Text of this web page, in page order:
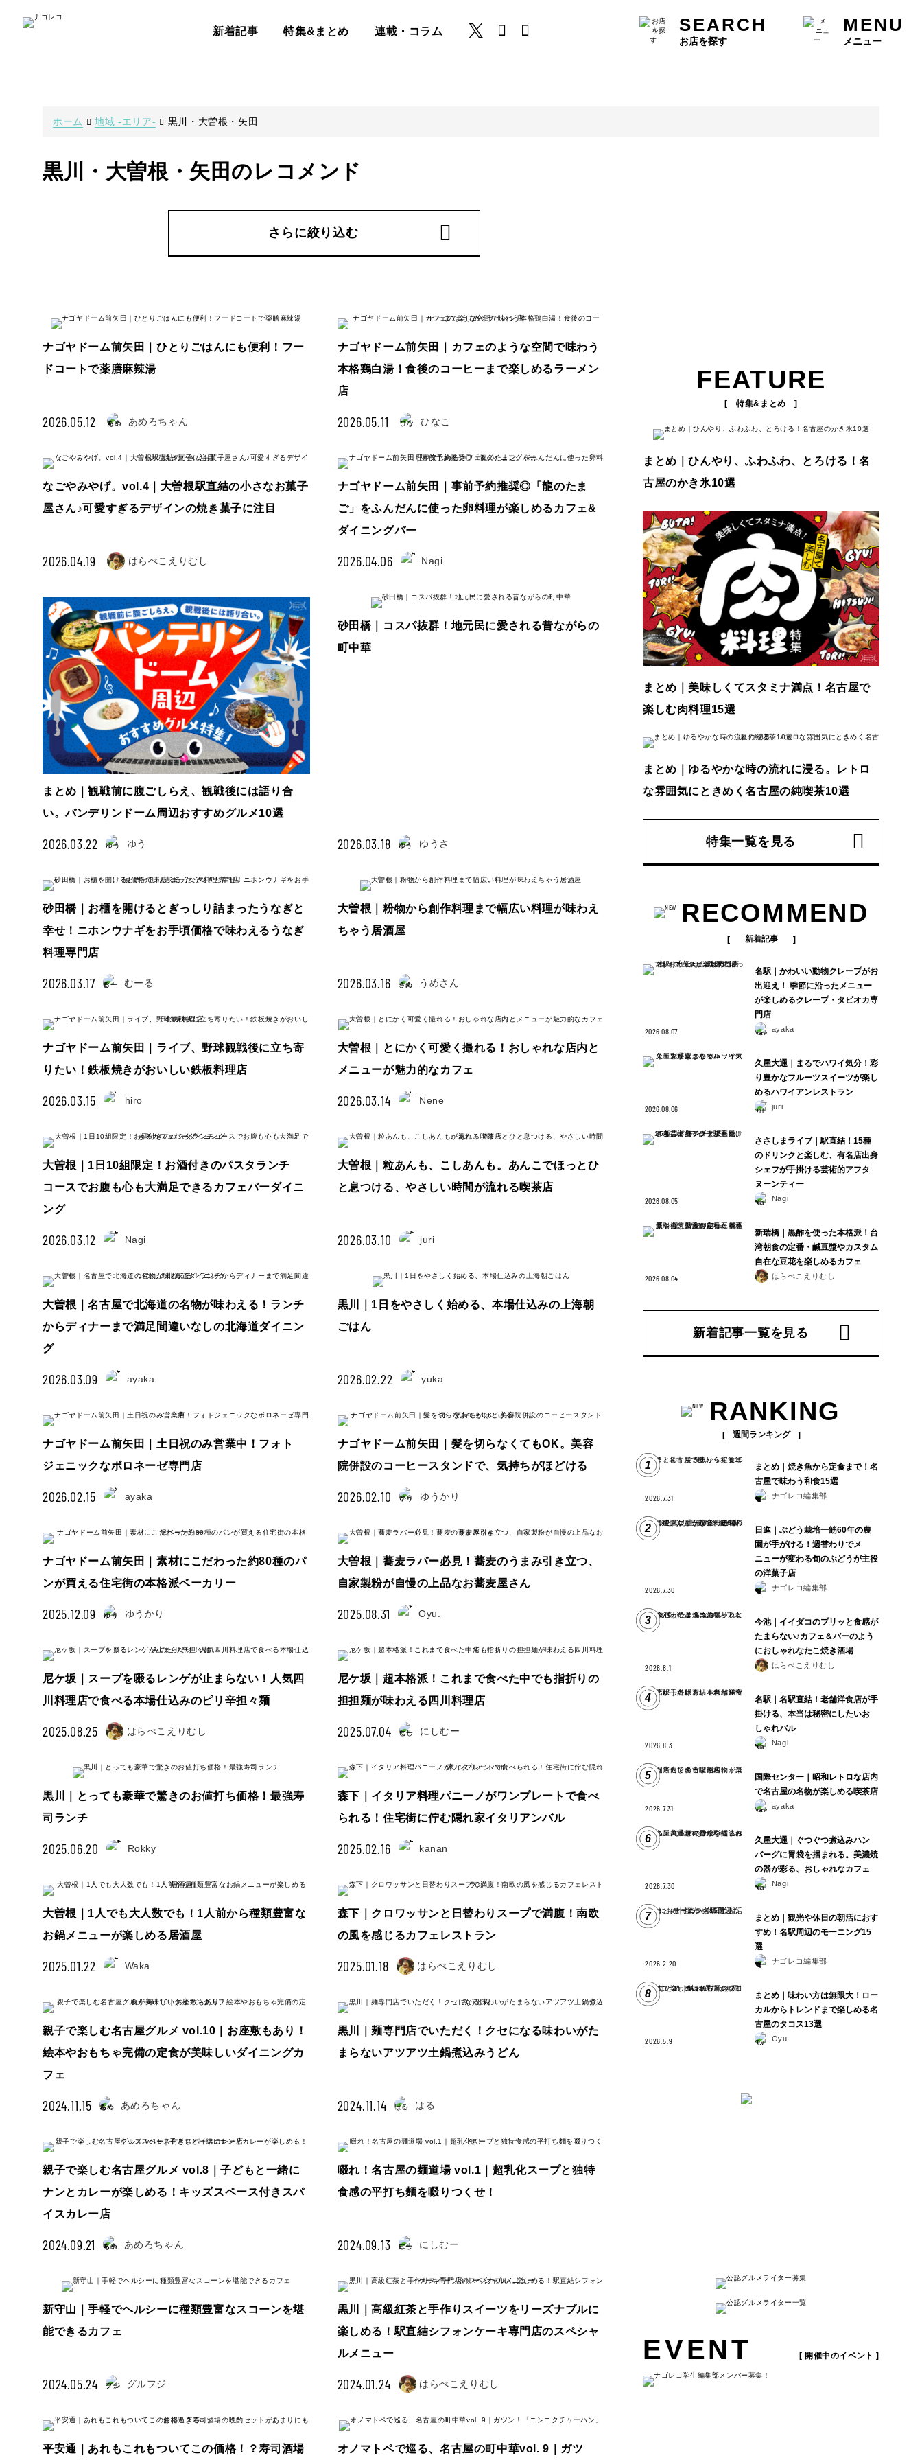
新着記事 特集&まとめ 連載・コラム SEARCH
お店を探す
MENU
メニュー
ホーム 地域 -エリア- 黒川・大曽根・矢田
黒川・大曽根・矢田のレコメンド
さらに絞り込む
ナゴヤドーム前矢田｜ひとりごはんにも便利！フー
ドコートで薬膳麻辣湯
2026.05.12 あめろちゃん
ナゴヤドーム前矢田｜カフェのような空間で味わう
本格鶏白湯！食後のコーヒーまで楽しめるラーメン
店
2026.05.11 ひなこ
なごやみやげ。vol.4｜大曽根駅直結の小さなお菓子
屋さん♪可愛すぎるデザインの焼き菓子に注目
2026.04.19 はらぺこえりむし
ナゴヤドーム前矢田｜事前予約推奨◎「龍のたま
ご」をふんだんに使った卵料理が楽しめるカフェ&
ダイニングバー
2026.04.06 Nagi
まとめ｜観戦前に腹ごしらえ、観戦後には語り合
い。バンデリンドーム周辺おすすめグルメ10選
2026.03.22 ゆう
砂田橋｜コスパ抜群！地元民に愛される昔ながらの
町中華
2026.03.18 ゆうさ
砂田橋｜お櫃を開けるとぎっしり詰まったうなぎと
幸せ！ニホンウナギをお手頃価格で味わえるうなぎ
料理専門店
2026.03.17 むーる
大曽根｜粉物から創作料理まで幅広い料理が味わえ
ちゃう居酒屋
2026.03.16 うめさん
ナゴヤドーム前矢田｜ライブ、野球観戦後に立ち寄
りたい！鉄板焼きがおいしい鉄板料理店
2026.03.15 hiro
大曽根｜とにかく可愛く撮れる！おしゃれな店内と
メニューが魅力的なカフェ
2026.03.14 Nene
大曽根｜1日10組限定！お酒付きのパスタランチ
コースでお腹も心も大満足できるカフェバーダイニ
ング
2026.03.12 Nagi
大曽根｜粒あんも、こしあんも。あんこでほっとひ
と息つける、やさしい時間が流れる喫茶店
2026.03.10 juri
大曽根｜名古屋で北海道の名物が味わえる！ランチ
からディナーまで満足間違いなしの北海道ダイニン
グ
2026.03.09 ayaka
黒川｜1日をやさしく始める、本場仕込みの上海朝
ごはん
2026.02.22 yuka
ナゴヤドーム前矢田｜土日祝のみ営業中！フォト
ジェニックなボロネーゼ専門店
2026.02.15 ayaka
ナゴヤドーム前矢田｜髪を切らなくてもOK。美容
院併設のコーヒースタンドで、気持ちがほどける
2026.02.10 ゆうかり
ナゴヤドーム前矢田｜素材にこだわった約80種のパ
ンが買える住宅街の本格派ベーカリー
2025.12.09 ゆうかり
大曽根｜蕎麦ラバー必見！蕎麦のうまみ引き立つ、
自家製粉が自慢の上品なお蕎麦屋さん
2025.08.31 Oyu.
尼ケ坂｜スープを啜るレンゲが止まらない！人気四
川料理店で食べる本場仕込みのピリ辛担々麺
2025.08.25 はらぺこえりむし
尼ケ坂｜超本格派！これまで食べた中でも指折りの
担担麺が味わえる四川料理店
2025.07.04 にしむー
黒川｜とっても豪華で驚きのお値打ち価格！最強寿
司ランチ
2025.06.20 Rokky
森下｜イタリア料理パニーノがワンプレートで食べ
られる！住宅街に佇む隠れ家イタリアンバル
2025.02.16 kanan
大曽根｜1人でも大人数でも！1人前から種類豊富な
お鍋メニューが楽しめる居酒屋
2025.01.22 Waka
森下｜クロワッサンと日替わりスープで満腹！南欧
の風を感じるカフェレストラン
2025.01.18 はらぺこえりむし
親子で楽しむ名古屋グルメ vol.10｜お座敷もあり！
絵本やおもちゃ完備の定食が美味しいダイニングカ
フェ
2024.11.15 あめろちゃん
黒川｜麺専門店でいただく！クセになる味わいがた
まらないアツアツ土鍋煮込みうどん
2024.11.14 はる
親子で楽しむ名古屋グルメ vol.8｜子どもと一緒に
ナンとカレーが楽しめる！キッズスペース付きスパ
イスカレー店
2024.09.21 あめろちゃん
啜れ！名古屋の麺道場 vol.1｜超乳化スープと独特
食感の平打ち麵を啜りつくせ！
2024.09.13 にしむー
新守山｜手軽でヘルシーに種類豊富なスコーンを堪
能できるカフェ
2024.05.24 グルフジ
黒川｜高級紅茶と手作りスイーツをリーズナブルに
楽しめる！駅直結シフォンケーキ専門店のスペシャ
ルメニュー
2024.01.24 はらぺこえりむし
平安通｜あれもこれもついてこの価格！？寿司酒場 オノマトペで巡る、名古屋の町中華vol. 9｜ガツ
FEATURE
[ 特集&まとめ ]
まとめ｜ひんやり、ふわふわ、とろける！名
古屋のかき氷10選
まとめ｜美味しくてスタミナ満点！名古屋で
楽しむ肉料理15選
まとめ｜ゆるやかな時の流れに浸る。レトロ
な雰囲気にときめく名古屋の純喫茶10選
特集一覧を見る
RECOMMEND
新着記事
2026.08.07
名駅｜かわいい動物クレープがお
出迎え！ 季節に沿ったメニュー
が楽しめるクレープ・タピオカ専
門店
ayaka
2026.08.06
久屋大通｜まるでハワイ気分！彩
り豊かなフルーツスイーツが楽し
めるハワイアンレストラン
juri
2026.08.05
ささしまライブ｜駅直結！15種
のドリンクと楽しむ、有名店出身
シェフが手掛ける芸術的アフタ
ヌーンティー
Nagi
2026.08.04
新瑞橋｜黒酢を使った本格派！台
湾朝食の定番・鹹豆漿やカスタム
自在な豆花を楽しめるカフェ
はらぺこえりむし
新着記事一覧を見る
RANKING
週間ランキング
1
2026.7.31
まとめ｜焼き魚から定食まで！名
古屋で味わう和食15選
ナゴレコ編集部
2
2026.7.30
日進｜ぶどう栽培一筋60年の農
園が手がける！週替わりでメ
ニューが変わる旬のぶどうが主役
の洋菓子店
ナゴレコ編集部
3
2026.8.1
今池｜イイダコのプリッと食感が
たまらない♪カフェ＆バーのよう
におしゃれなたこ焼き酒場
はらぺこえりむし
4
2026.8.3
名駅｜名駅直結！老舗洋食店が手
掛ける、本当は秘密にしたいお
しゃれバル
Nagi
5
2026.7.31
国際センター｜昭和レトロな店内
で名古屋の名物が楽しめる喫茶店
ayaka
6
2026.7.30
久屋大通｜ぐつぐつ煮込みハン
バーグに胃袋を掴まれる。美濃焼
の器が彩る、おしゃれなカフェ
Nagi
7
2026.2.20
まとめ｜観光や休日の朝活におす
すめ！名駅周辺のモーニング15
選
ナゴレコ編集部
8
2026.5.9
まとめ｜味わい方は無限大！ロー
カルからトレンドまで楽しめる名
古屋のタコス13選
Oyu.
EVENT [ 開催中のイベント ]